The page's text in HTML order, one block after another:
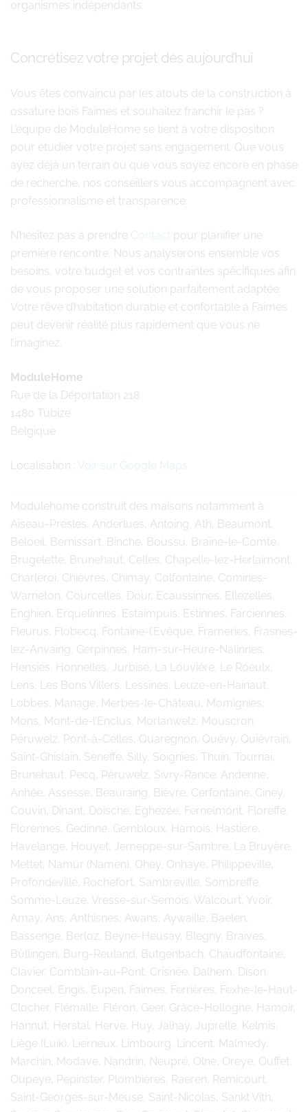
organismes indépendants.
Concrétisez votre projet dès aujourd’hui
Vous êtes convaincu par les atouts de la construction à
ossature bois Faimes et souhaitez franchir le pas ?
L’équipe de ModuleHome se tient à votre disposition
pour étudier votre projet sans engagement. Que vous
ayez déjà un terrain ou que vous soyez encore en phase
de recherche, nos conseillers vous accompagnent avec
professionnalisme et transparence.
N’hésitez pas à prendre Contact pour planifier une
première rencontre. Nous analyserons ensemble vos
besoins, votre budget et vos contraintes spécifiques afin
de vous proposer une solution parfaitement adaptée.
Votre rêve d’habitation durable et confortable à Faimes
peut devenir réalité plus rapidement que vous ne
l’imaginez.
ModuleHome
Rue de la Déportation 218
1480 Tubize
Belgique
Localisation : Voir sur Google Maps
Modulehome construit des maisons notamment à :
Aiseau-Presles, Anderlues, Antoing, Ath, Beaumont,
Beloeil, Bernissart, Binche, Boussu, Braine-le-Comte,
Brugelette, Brunehaut, Celles, Chapelle-lez-Herlaimont,
Charleroi, Chièvres, Chimay, Colfontaine, Comines-
Warneton, Courcelles, Dour, Ecaussinnes, Ellezelles,
Enghien, Erquelinnes, Estaimpuis, Estinnes, Farciennes,
Fleurus, Flobecq, Fontaine-l’Evêque, Frameries, Frasnes-
lez-Anvaing, Gerpinnes, Ham-sur-Heure-Nalinnes,
Hensies, Honnelles, Jurbise, La Louvière, Le Roeulx,
Lens, Les Bons Villers, Lessines, Leuze-en-Hainaut,
Lobbes, Manage, Merbes-le-Château, Momignies,
Mons, Mont-de-l’Enclus, Morlanwelz, Mouscron,
Péruwelz, Pont-à-Celles, Quaregnon, Quévy, Quiévrain,
Saint-Ghislain, Seneffe, Silly, Soignies, Thuin, Tournai,
Brunehaut, Pecq, Péruwelz, Sivry-Rance. Andenne,
Anhée, Assesse, Beauraing, Bièvre, Cerfontaine, Ciney,
Couvin, Dinant, Doische, Éghezée, Fernelmont, Floreffe,
Florennes, Gedinne, Gembloux, Hamois, Hastière,
Havelange, Houyet, Jemeppe-sur-Sambre, La Bruyère,
Mettet, Namur (Namen), Ohey, Onhaye, Philippeville,
Profondeville, Rochefort, Sambreville, Sombreffe,
Somme-Leuze, Vresse-sur-Semois, Walcourt, Yvoir,
Amay, Ans, Anthisnes, Awans, Aywaille, Baelen,
Bassenge, Berloz, Beyne-Heusay, Blegny, Braives,
Büllingen, Burg-Reuland, Butgenbach, Chaudfontaine,
Clavier, Comblain-au-Pont, Crisnée, Dalhem, Dison,
Donceel, Engis, Eupen, Faimes, Ferrières, Fexhe-le-Haut-
Clocher, Flémalle, Fléron, Geer, Grâce-Hollogne, Hamoir,
Hannut, Herstal, Herve, Huy, Jalhay, Juprelle, Kelmis,
Liège (Luik), Lierneux, Limbourg, Lincent, Malmedy,
Marchin, Modave, Nandrin, Neupré, Olne, Oreye, Ouffet,
Oupeye, Pepinster, Plombières, Raeren, Remicourt,
Saint-Georges-sur-Meuse, Saint-Nicolas, Sankt Vith,